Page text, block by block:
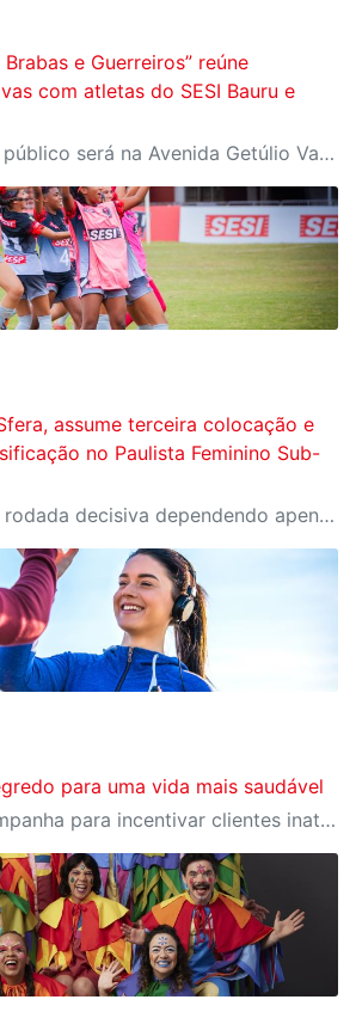
e Guerreiros” reúne
com atletas do SESI Bauru e
Evento aberto ao público será na Avenida Getúlio Vargas, no domingo, 16, às 9h, com revelação do novo uniforme da equipe
assume terceira colocação e
no Paulista Feminino Sub-
A equipe entra na rodada decisiva dependendo apenas de seus próprios resultados para avançar ao mata-mata
para uma vida mais saudável
SESI-SP lança campanha para incentivar clientes inativos a retomarem a prática de atividades físicas, esporte e lazer com benefícios exclusivos